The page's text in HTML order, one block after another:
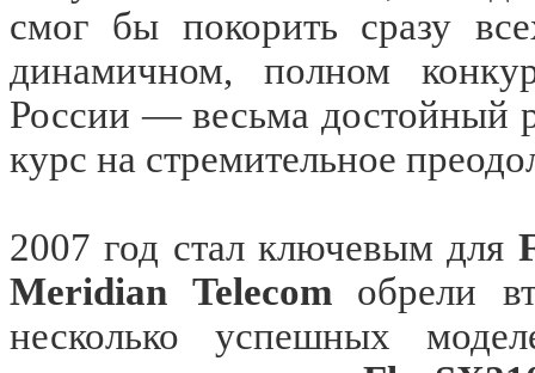
смог бы покорить сразу
динамичном, полном
России — весьма достойный
курс на стремительное
2007 год стал ключевым для
Meridian Telecomобрели
несколько успешных